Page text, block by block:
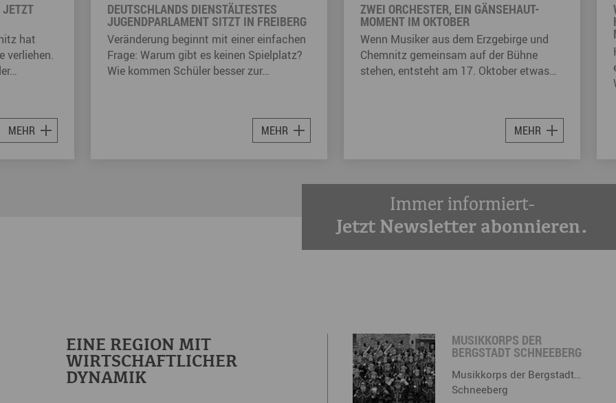
MEHR
ZWEI ORCHESTER, EIN GÄNSEHAUT-
MOMENT IM OKTOBER
Wenn Musiker aus dem Erzgebirge und
Chemnitz gemeinsam auf der Bühne
stehen, entsteht am 17. Oktober etwas…
MEHR
WAS KATHRINCHEN ZIMTSTERN FÜR
KINDER IM ERZGEBIRGE MÖGLICH
MACHT
Kathrinchen Zimtstern hat sich längst
einen festen Platz im Erzgebirge erobert.
MEHR
Immer informiert-
Jetzt Newsletter abonnieren.
EINE REGION MIT
WIRTSCHAFTLICHER
DYNAMIK
MUSIKKORPS DER
BERGSTADT SCHNEEBERG
Musikkorps der Bergstadt…
Schneeberg